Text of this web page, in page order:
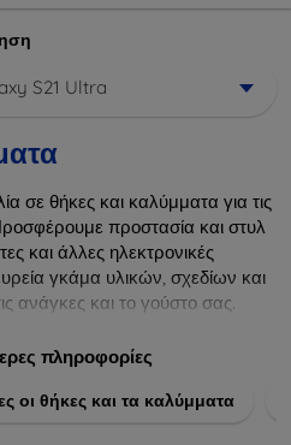
S21 Ultra
σε θήκες και καλύμματα για τις
προστασία και στυλ
και άλλες ηλεκτρονικές
γκάμα υλικών, σχεδίων και
ανάγκες και το γούστο σας.
παράλληλα δίνετε ένα
σας με τις κορυφαίες
πληροφορίες
οι θήκες και τα καλύμματα